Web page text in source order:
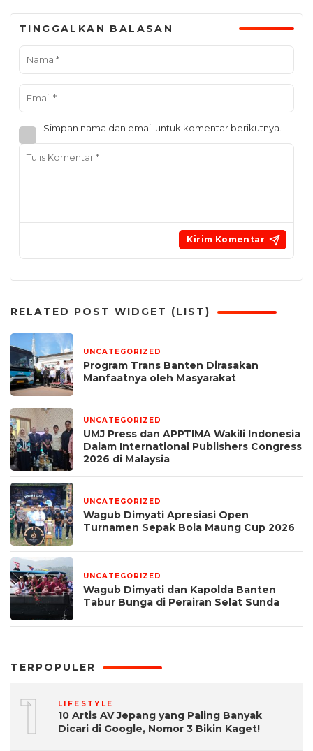
TINGGALKAN BALASAN
Simpan nama dan email untuk komentar berikutnya.
RELATED POST WIDGET (LIST)
UNCATEGORIZED
Program Trans Banten Dirasakan
Manfaatnya oleh Masyarakat
UNCATEGORIZED
UMJ Press dan APPTIMA Wakili Indonesia
Dalam International Publishers Congress
2026 di Malaysia
UNCATEGORIZED
Wagub Dimyati Apresiasi Open
Turnamen Sepak Bola Maung Cup 2026
UNCATEGORIZED
Wagub Dimyati dan Kapolda Banten
Tabur Bunga di Perairan Selat Sunda
TERPOPULER
1 LIFESTYLE
10 Artis AV Jepang yang Paling Banyak
Dicari di Google, Nomor 3 Bikin Kaget!